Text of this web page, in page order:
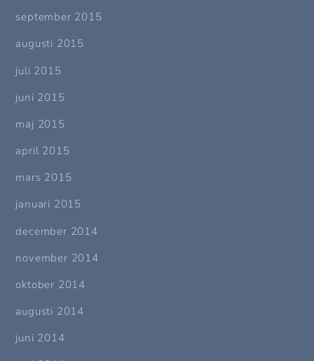
september 2015
augusti 2015
juli 2015
juni 2015
maj 2015
april 2015
mars 2015
januari 2015
december 2014
november 2014
oktober 2014
augusti 2014
juni 2014